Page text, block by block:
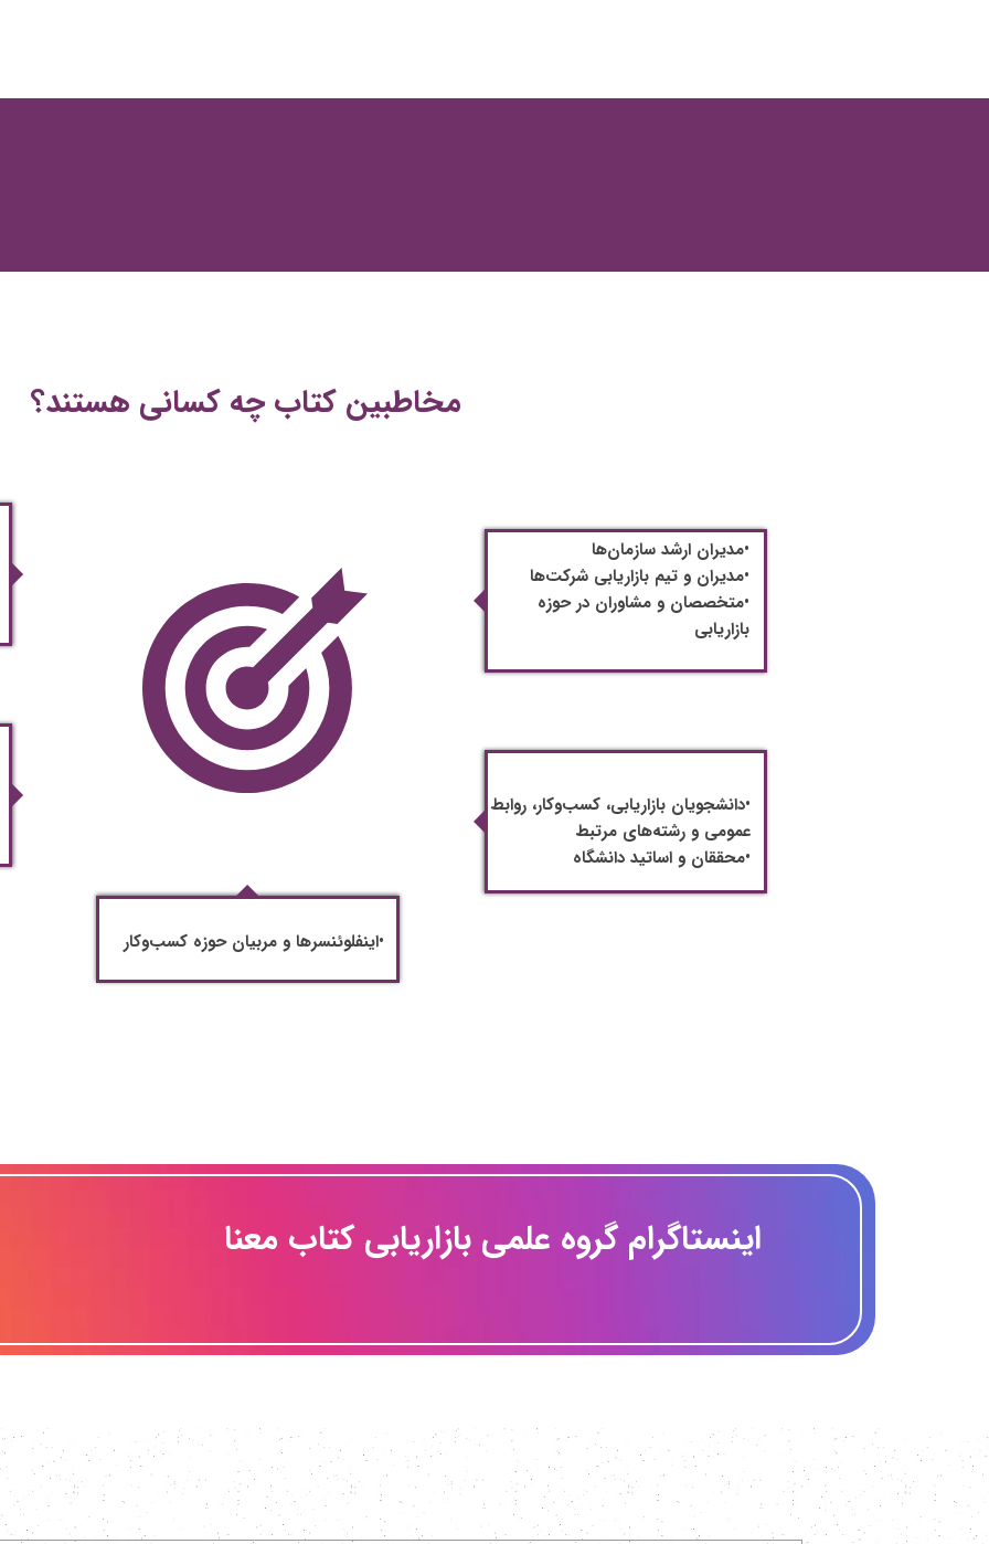
مخاطبین کتاب چه کسانی هستند؟
•مدیران ارشد سازمان‌ها
•مدیران و تیم بازاریابی شرکت‌ها
•متخصصان و مشاوران در حوزه
بازاریابی
•دانشجویان بازاریابی، کسب‌وکار، روابط
عمومی و رشته‌های مرتبط
•محققان و اساتید دانشگاه
•اینفلوئنسرها و مربیان حوزه کسب‌وکار
​اینستاگرام گروه علمی بازاریابی کتاب معنا